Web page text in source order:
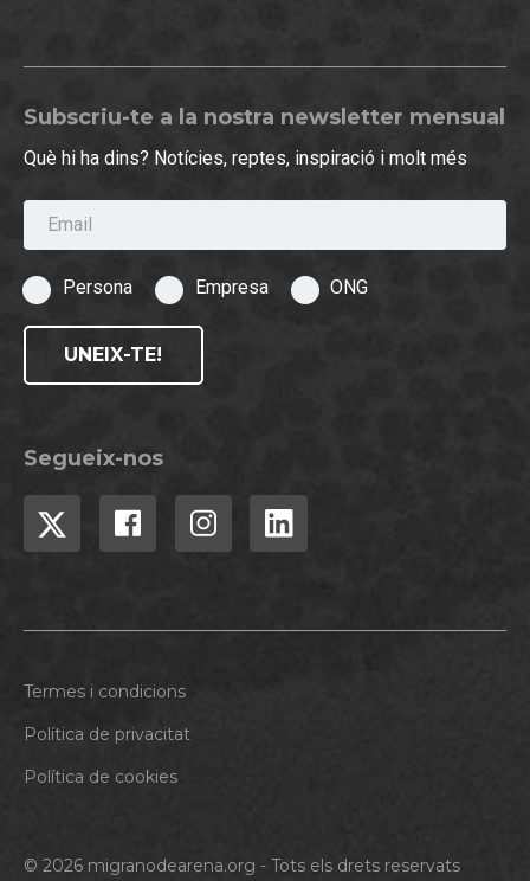
Subscriu-te a la nostra newsletter mensual
Què hi ha dins? Notícies, reptes, inspiració i molt més
Email
Persona Empresa ONG
UNEIX-TE!
Segueix-nos
© 2026 migranodearena.org - Tots els drets reservats
Termes i condicions
Política de privacitat
Política de cookies